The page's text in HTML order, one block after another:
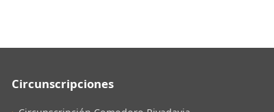
Circunscripciones